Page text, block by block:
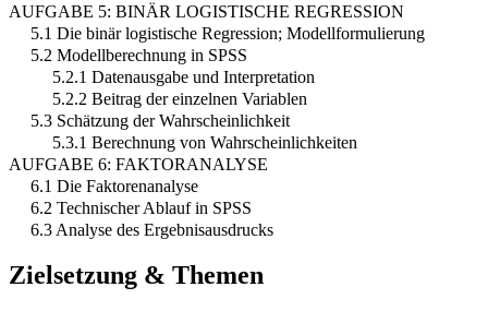
AUFGABE 5: BINÄR LOGISTISCHE REGRESSION
5.1 Die binär logistische Regression; Modellformulierung
5.2 Modellberechnung in SPSS
5.2.1 Datenausgabe und Interpretation
5.2.2 Beitrag der einzelnen Variablen
5.3 Schätzung der Wahrscheinlichkeit
5.3.1 Berechnung von Wahrscheinlichkeiten
AUFGABE 6: FAKTORANALYSE
6.1 Die Faktorenanalyse
6.2 Technischer Ablauf in SPSS
6.3 Analyse des Ergebnisausdrucks
Zielsetzung & Themen